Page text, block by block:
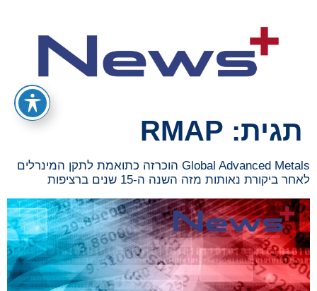
תגית: RMAP
Global Advanced Metals הוכרזה כתואמת לתקן המינרלים
לאחר ביקורת נאותות מזה השנה ה-15 שנים ברציפות